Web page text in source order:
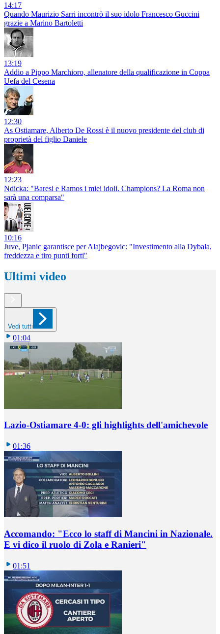
14:17
Quando Maurizio Sarri incontrò il suo idolo Francesco Guccini
grazie a Marino Bartoletti
13:19
Addio a Pippo Marchioro, allenatore della qualificazione in Coppa
Uefa del Cesena
12:30
As Ostiamare, Alberto De Rossi è il nuovo presidente del club di
proprietà del figlio Daniele
12:23
Ndicka: "Baresi e Ramos i miei idoli. Champions? La Roma non
sarà una comparsa"
10:16
Juve, Pjanic garantisce per Alajbegovic: "Investimento alla Dybala,
freddezza e tiro punti forti"
Ultimi video
Vedi tutti
01:04
Lazio-Ostiamare 4-0: gli highlights dell'amichevole
01:36
Accomando: "Ecco lo staff di Mancini in Nazionale.
E vi dico il ruolo di Zola e Ranieri"
01:51